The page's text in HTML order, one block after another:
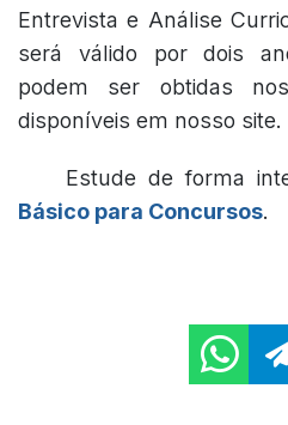
Entrevista e Análise
será válido por dois
podem ser obtidas
disponíveis em nosso site.
Estude de forma
Básico para Concursos.